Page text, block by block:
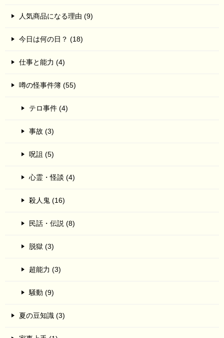
人気商品になる理由 (9)
今日は何の日？ (18)
仕事と能力 (4)
噂の怪事件簿 (55)
テロ事件 (4)
事故 (3)
呪詛 (5)
心霊・怪談 (4)
殺人鬼 (16)
民話・伝説 (8)
脱獄 (3)
超能力 (3)
騒動 (9)
夏の豆知識 (3)